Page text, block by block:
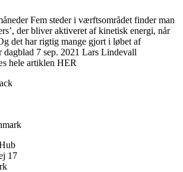
Fem steder i værftsområdet finder man
der bliver aktiveret af kinetisk energi, når
det har rigtig mange gjort i løbet af
dagblad 7 sep. 2021 Lars Lindevall
hele artiklen HER
17